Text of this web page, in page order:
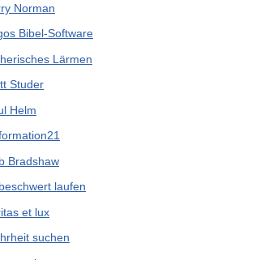
Norman
Bibel-Software
Lärmen
Studer
Helm
Bradshaw
laufen
et lux
suchen